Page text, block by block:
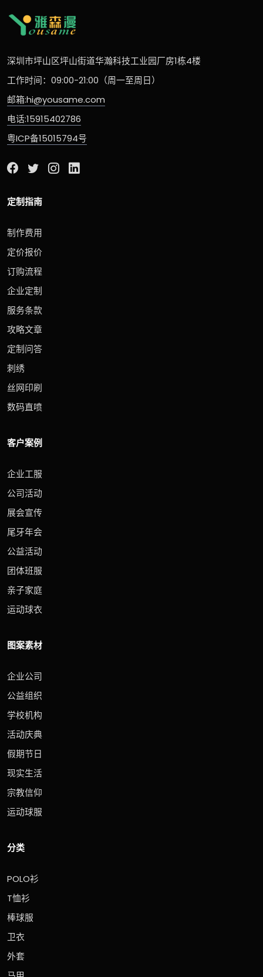
深圳市坪山区坪山街道华瀚科技工业园厂房1栋4楼
工作时间：09:00-21:00（周一至周日）
邮箱:hi@yousame.com
电话:15915402786
粤ICP备15015794号
定制指南
制作费用
定价报价
订购流程
企业定制
服务条款
攻略文章
定制问答
刺绣
丝网印刷
数码直喷
客户案例
企业工服
公司活动
展会宣传
尾牙年会
公益活动
团体班服
亲子家庭
运动球衣
图案素材
企业公司
公益组织
学校机构
活动庆典
假期节日
现实生活
宗教信仰
运动球服
分类
POLO衫
T恤衫
棒球服
卫衣
外套